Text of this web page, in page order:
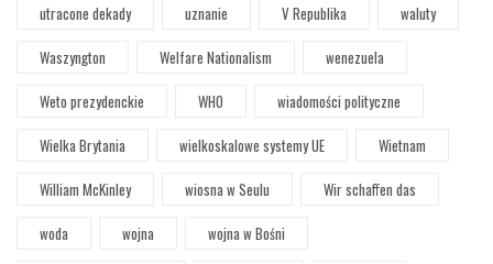
utracone dekady
uznanie V Republika
waluty
Waszyngton
Welfare Nationalism
wenezuela
Weto prezydenckie
WHO
wiadomości polityczne
Wielka Brytania
wielkoskalowe systemy UE
Wietnam
William McKinley
wiosna w Seulu
Wir schaffen das
woda
wojna
wojna w Bośni